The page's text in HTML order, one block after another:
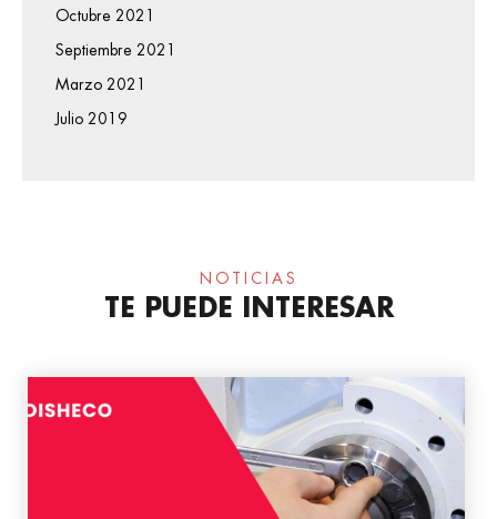
Octubre 2021
Septiembre 2021
Marzo 2021
Julio 2019
NOTICIAS
TE PUEDE INTERESAR